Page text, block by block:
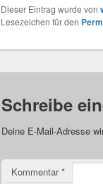
Dieser Eintrag wurde von
Lesezeichen für den
Schreibe
Deine E-Mail-Adresse
Kommentar*